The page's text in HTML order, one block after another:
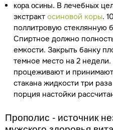
кора осины. В лечебных
экстрактосиновой коры.
поллитровую стеклянную
Спиртное должно
емкости. Закрыть банку
темное место на 2
процеживают и
стакана жидкости три
порция настойки
Прополис - источник